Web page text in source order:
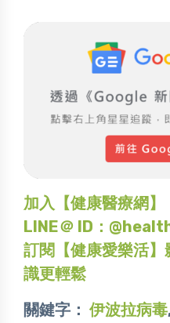
加入【健康醫療網】
LINE＠ ID：
訂閱【健康愛樂活
識更輕鬆
關鍵字： 伊波拉病毒